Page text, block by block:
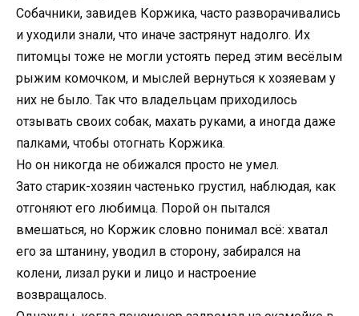
Собачники, завидев Коржика, часто разворачивались
и уходили знали, что иначе застрянут надолго. Их
питомцы тоже не могли устоять перед этим весёлым
рыжим комочком, и мыслей вернуться к хозяевам у
них не было. Так что владельцам приходилось
отзывать своих собак, махать руками, а иногда даже
палками, чтобы отогнать Коржика.
Но он никогда не обижался просто не умел.
Зато старик-хозяин частенько грустил, наблюдая, как
отгоняют его любимца. Порой он пытался
вмешаться, но Коржик словно понимал всё: хватал
его за штанину, уводил в сторону, забирался на
колени, лизал руки и лицо и настроение
возвращалось.